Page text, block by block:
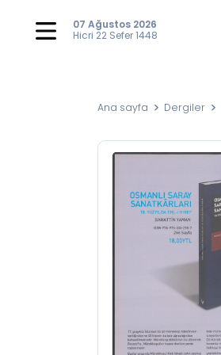
07 Ağustos 2026
Hicri 22 Sefer 1448
Ana sayfa Dergiler